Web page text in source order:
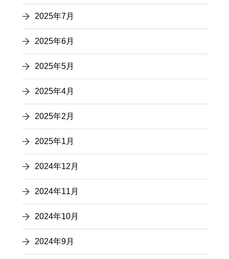
2025年7月
2025年6月
2025年5月
2025年4月
2025年2月
2025年1月
2024年12月
2024年11月
2024年10月
2024年9月